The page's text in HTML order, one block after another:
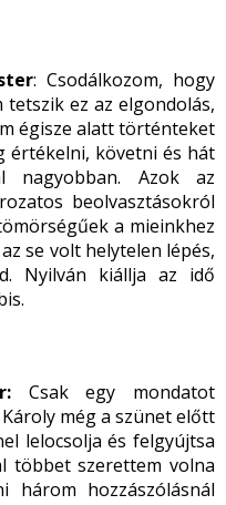
: Csodálkozom, hogy
ez az elgondolás,
égisze alatt történteket
értékelni, követni és hát
nagyobban. Azok az
beolvasztásokról
a mieinkhez
se volt helytelen lépés,
Nyilván kiállja az idő
Csak egy mondatot
még a szünet előtt
lelocsolja és felgyújtsa
többet szerettem volna
három hozzászólásnál